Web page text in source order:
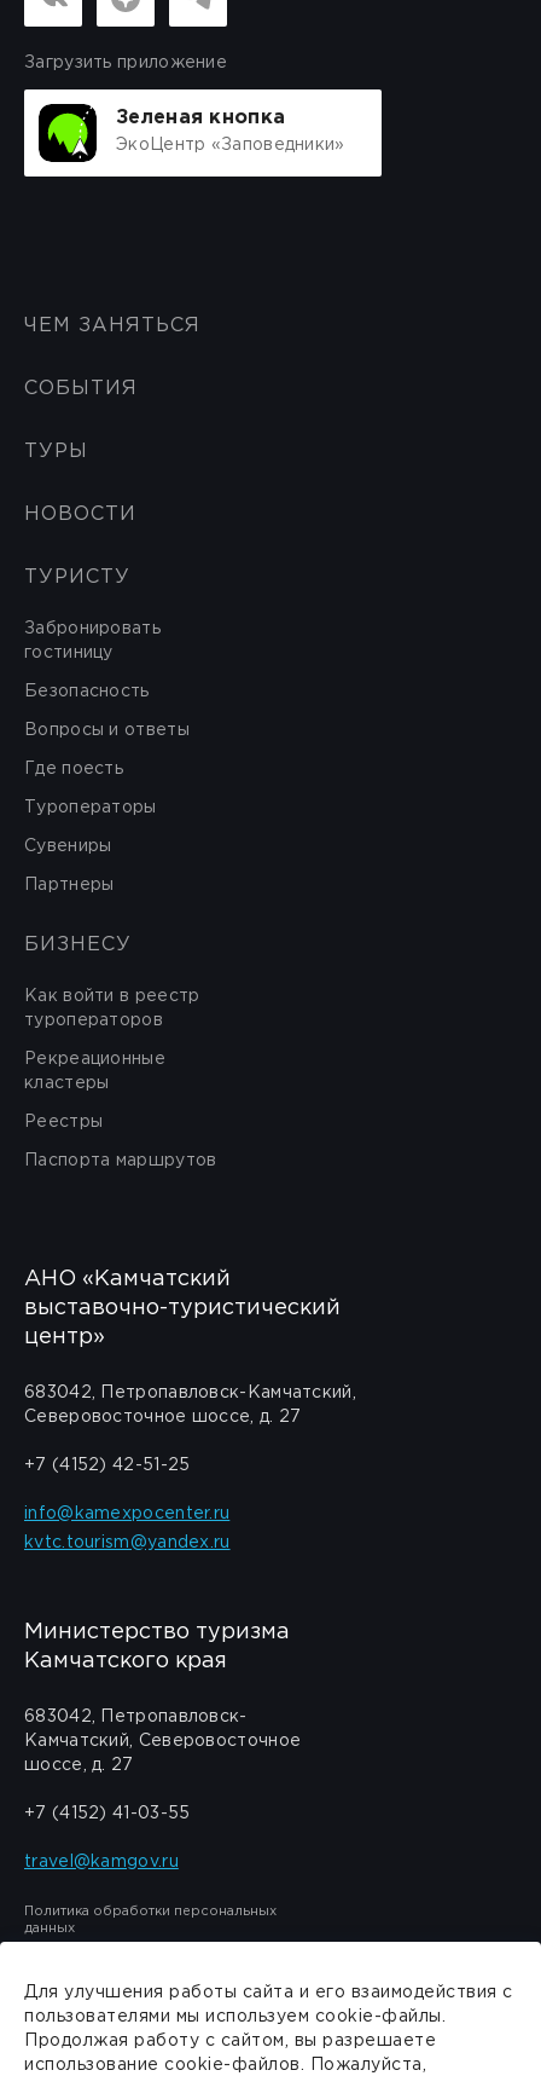
Загрузить приложение
Зеленая кнопка
ЭкоЦентр «Заповедники»
ЧЕМ ЗАНЯТЬСЯ
СОБЫТИЯ
ТУРЫ
НОВОСТИ
ТУРИСТУ
Забронировать
гостиницу
Безопасность
Вопросы и ответы
Где поесть
Туроператоры
Сувениры
Партнеры
БИЗНЕСУ
Как войти в реестр
туроператоров
Рекреационные
кластеры
Реестры
Паспорта маршрутов
АНО «Камчатский
выставочно-туристический
центр»
683042, Петропавловск-Камчатский,
Северовосточное шоссе, д. 27
+7 (4152) 42-51-25
info@kamexpocenter.ru
kvtc.tourism@yandex.ru
Министерство туризма
Камчатского края
683042, Петропавловск-
Камчатский, Северовосточное
шоссе, д. 27
+7 (4152) 41-03-55
travel@kamgov.ru
Политика обработки персональных
данных
Сделано в
Для улучшения работы сайта и его взаимодействия с
пользователями мы используем cookie-файлы.
Продолжая работу с сайтом, вы разрешаете
использование cookie-файлов. Пожалуйста,